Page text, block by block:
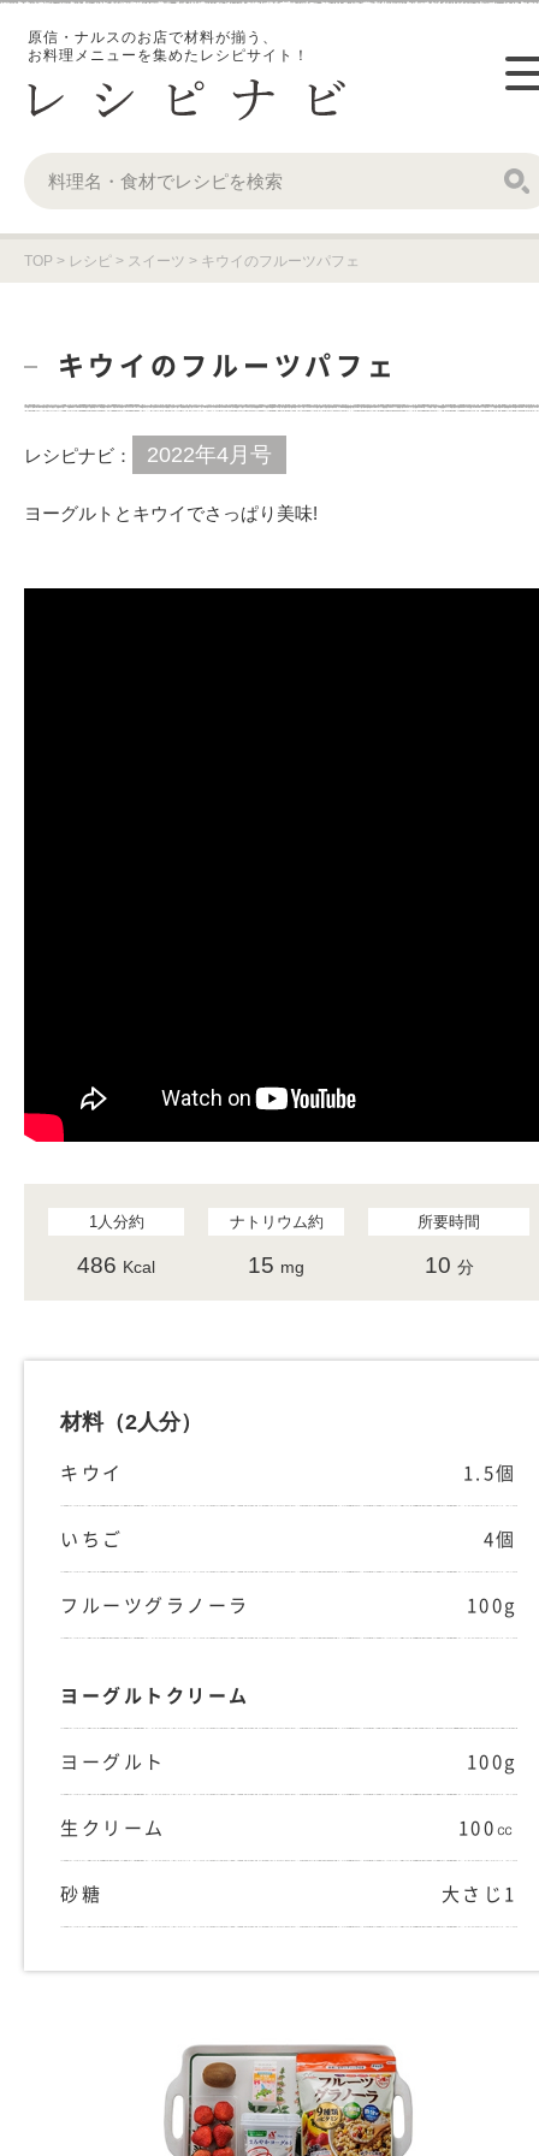
原信・ナルスのお店で材料が揃う、
お料理メニューを集めたレシピサイト！
TOP > レシピ > スイーツ > キウイのフルーツパフェ
キウイのフルーツパフェ
レシピナビ： 2022年4月号
ヨーグルトとキウイでさっぱり美味!
1人分約
486 Kcal
ナトリウム約
15 mg
所要時間
10 分
材料（2人分）
キウイ 1.5個
いちご 4個
フルーツグラノーラ 100g
ヨーグルトクリーム
ヨーグルト 100g
生クリーム 100㏄
砂糖 大さじ1